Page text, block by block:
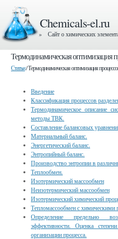
Chemicals-el.ru
» Сайт о химических
Термодинамическая оптимизация
Статьи/ Термодинамическая оптимизация
Введение
Классификация процессов
Термодинамическое описание
методы ТВК.
Составление балансовых
Материальный баланс.
Энергетический баланс.
Энтропийный баланс.
Производство энтропии в
Теплообмен.
Изотермический массообмен
Неизотермический массообмен
Изотермический химический
Тепломассообмен с химическими
Определение предельно
эффективности. Оценка
организации процесса.